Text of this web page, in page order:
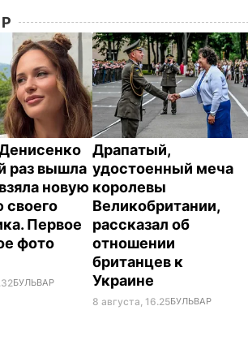
раз вышла
новую
Первое
фото
БУЛЬВАР
Драпатый,
удостоенный меча
королевы
Великобритании,
рассказал об
отношении
британцев к
Украине
8 августа, 16.25БУЛЬВАР